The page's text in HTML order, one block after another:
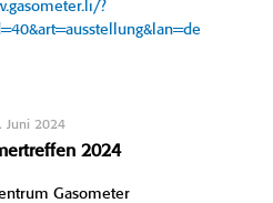
?
Juni 2024
2024
Gasometer